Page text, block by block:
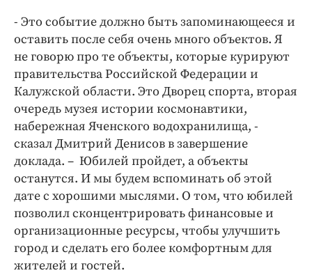
- Это событие должно быть запоминающееся и
оставить после себя очень много объектов. Я
не говорю про те объекты, которые курируют
правительства Российской Федерации и
Калужской области. Это Дворец спорта, вторая
очередь музея истории космонавтики,
набережная Яченского водохранилища, -
сказал Дмитрий Денисов в завершение
доклада. – Юбилей пройдет, а объекты
останутся. И мы будем вспоминать об этой
дате с хорошими мыслями. О том, что юбилей
позволил сконцентрировать финансовые и
организационные ресурсы, чтобы улучшить
город и сделать его более комфортным для
жителей и гостей.